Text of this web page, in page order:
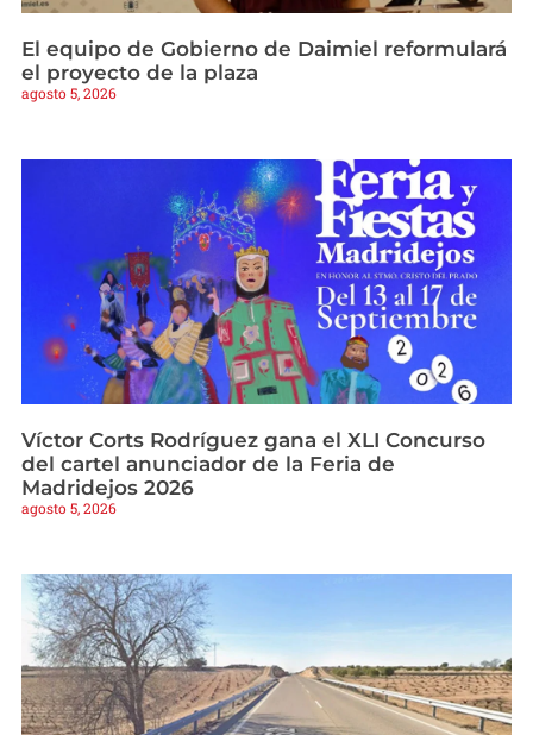
El equipo de Gobierno de Daimiel reformulará
el proyecto de la plaza
agosto 5, 2026
Víctor Corts Rodríguez gana el XLI Concurso
del cartel anunciador de la Feria de
Madridejos 2026
agosto 5, 2026